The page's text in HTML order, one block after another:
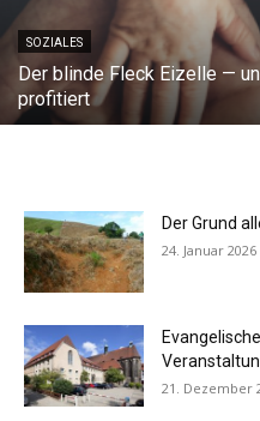
SOZIALES
Der blinde Fleck Eizelle —
profitiert
Der Grund
24. Januar 2026
21. Dezember